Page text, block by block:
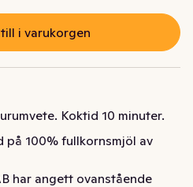
i varukorgen
Koktid 10 minuter.
på 100% fullkornsmjöl av
har angett ovanstående